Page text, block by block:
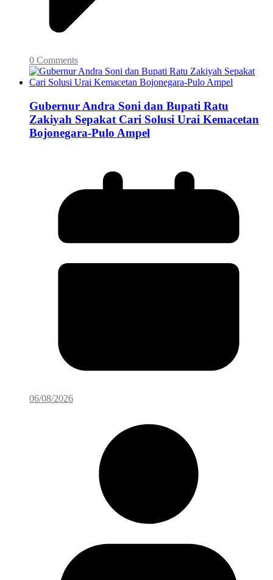
0 Comments
Gubernur Andra Soni dan Bupati Ratu
Zakiyah Sepakat Cari Solusi Urai Kemacetan
Bojonegara-Pulo Ampel
06/08/2026